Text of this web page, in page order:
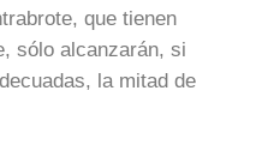
que tienen
sólo alcanzarán, si
la mitad de